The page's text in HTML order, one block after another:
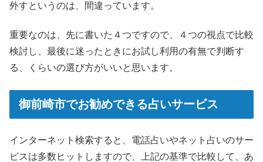
外すというのは、間違っています。
重要なのは、先に書いた４つですので、４つの視点で比較
検討し、最後に迷ったときにお試し利用の有無で判断す
る、くらいの選び方がいいと思います。
御前崎市でお勧めできる占いサービス
インターネット検索すると、電話占いやネット占いのサー
ビスは多数ヒットしますので、上記の基準で比較して、あ